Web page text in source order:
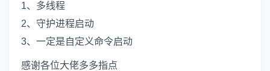
1、多线程
2、守护进程启动
3、一定是自定义命令启动
感谢各位大佬多多指点